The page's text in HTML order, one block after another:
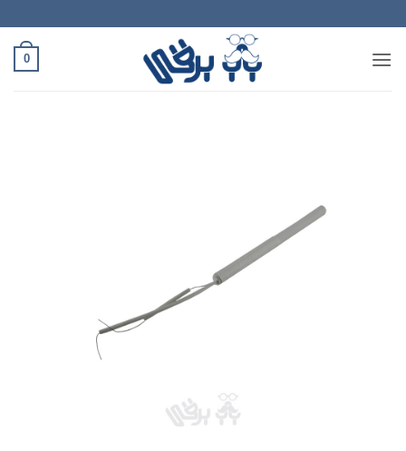
to
content
0